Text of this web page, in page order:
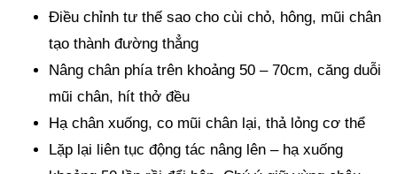
Điều chỉnh tư thế sao cho cùi chỏ, hông, mũi chân
tạo thành đường thẳng
Nâng chân phía trên khoảng 50 – 70cm, căng duỗi
mũi chân, hít thở đều
Hạ chân xuống, co mũi chân lại, thả lỏng cơ thể
Lặp lại liên tục động tác nâng lên – hạ xuống